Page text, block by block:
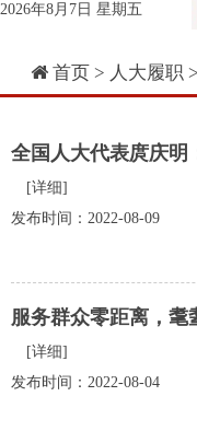
2026年8月7日 星期五
首页 > 人大履职 >
全国人大代表庹庆明
[详细]
发布时间：2022-08-09
服务群众零距离，
[详细]
发布时间：2022-08-04